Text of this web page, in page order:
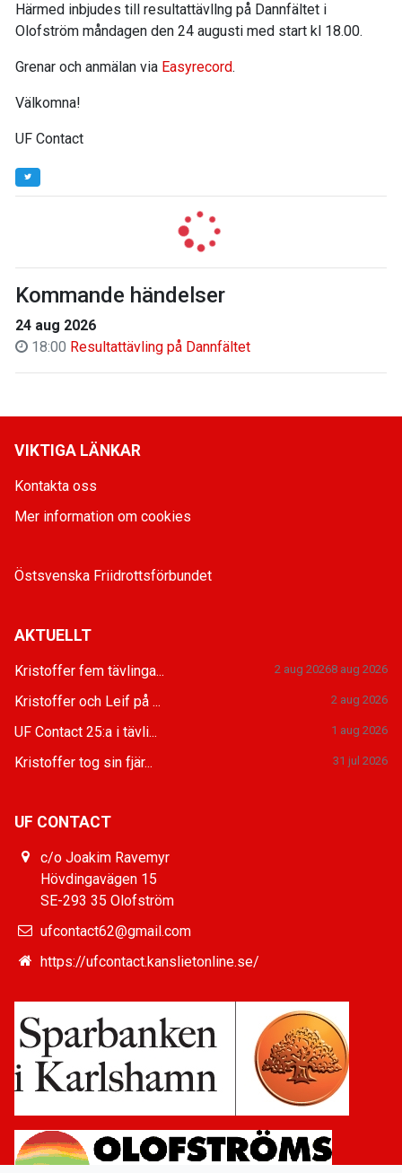
Härmed inbjudes till resultattävllng på Dannfältet i
Olofström måndagen den 24 augusti med start kl 18.00.
Grenar och anmälan via Easyrecord.
Välkomna!
UF Contact
Kommande händelser
24 aug 2026
18:00 Resultattävling på Dannfältet
VIKTIGA LÄNKAR
Kontakta oss
Mer information om cookies
Östsvenska Friidrottsförbundet
AKTUELLT
8 aug 2026
Kristoffer fem tävlinga... 2 aug 2026
Kristoffer och Leif på ... 2 aug 2026
UF Contact 25:a i tävli... 1 aug 2026
Kristoffer tog sin fjär... 31 jul 2026
UF CONTACT
c/o Joakim Ravemyr
Hövdingavägen 15
SE-293 35 Olofström
ufcontact62@gmail.com
https://ufcontact.kanslietonline.se/